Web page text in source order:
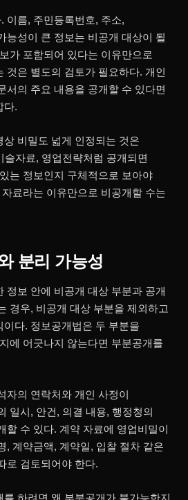
이름, 주민등록번호, 주소,
능성이 큰 정보는 비공개 대상이 될
가 포함되어 있다는 이유만으로
것은 별도의 검토가 필요하다. 개인
서의 주요 내용을 공개할 수 있다면
다.
비밀도 넓게 인정되는 것은
술자료, 영업전략처럼 공개되면
는 정보인지 구체적으로 보아야
료라는 이유만으로 비공개할 수는
분리 가능성
정보 안에 비공개 대상 부분과 공개
경우, 비공개 대상 부분을 제외하고
다. 정보공개법은 두 부분을
에 어긋나지 않는다면 부분공개를
자의 연락처와 개인 사정이
일시, 안건, 의결 내용, 행정청의
할 수 있다. 계약 자료에 영업비밀이
, 계약금액, 계약일, 입찰 절차 같은
로 검토되어야 한다.
하려면 왜 부분공개가 불가능한지